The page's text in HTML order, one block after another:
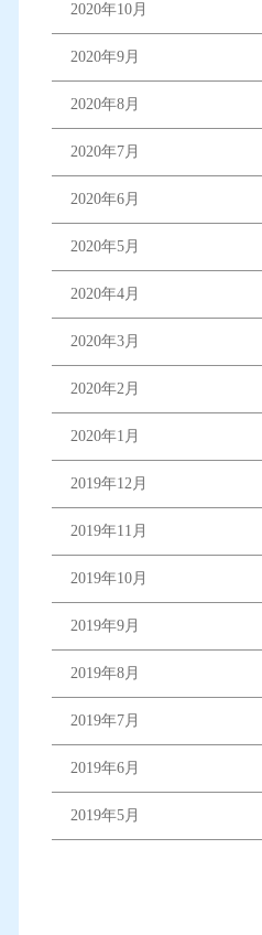
2020年10月
2020年9月
2020年8月
2020年7月
2020年6月
2020年5月
2020年4月
2020年3月
2020年2月
2020年1月
2019年12月
2019年11月
2019年10月
2019年9月
2019年8月
2019年7月
2019年6月
2019年5月